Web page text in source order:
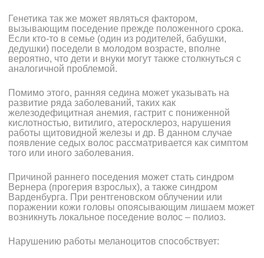
Генетика так же может являться фактором,
вызывающим поседение прежде положенного срока.
Если кто-то в семье (один из родителей, бабушки,
дедушки) поседели в молодом возрасте, вполне
вероятно, что дети и внуки могут также столкнуться с
аналогичной проблемой.
Помимо этого, ранняя седина может указывать на
развитие ряда заболеваний, таких как
железодефицитная анемия, гастрит с пониженной
кислотностью, витилиго, атеросклероз, нарушения
работы щитовидной железы и др. В данном случае
появление седых волос рассматривается как симптом
того или иного заболевания.
Причиной раннего поседения может стать синдром
Вернера (прогерия взрослых), а также синдром
Варденбурга. При рентгеновском облучении или
поражении кожи головы опоясывающим лишаем может
возникнуть локальное поседение волос – полиоз.
Нарушению работы меланоцитов способствует: